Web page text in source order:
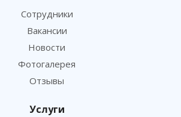
Сотрудники
Вакансии
Новости
Фотогалерея
Отзывы
Услуги